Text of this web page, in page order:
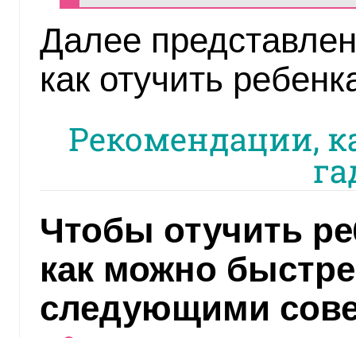
Далее
как отучить
Рекомендации,
Чтобы отучить
как можно
следующими